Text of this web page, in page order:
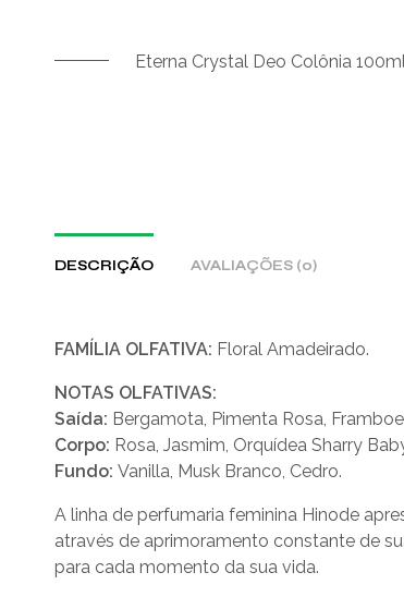
Eterna Crystal Deo Colônia
DESCRIÇÃO AVALIAÇÕES (0)
FAMÍLIA OLFATIVA: Floral Amadeirado.
NOTAS OLFATIVAS:
Saída: Bergamota, Pimenta Rosa,
Corpo: Rosa, Jasmim, Orquídea Sharry
Fundo: Vanilla, Musk Branco, Cedro.
A linha de perfumaria feminina Hinode
através de aprimoramento constante de
para cada momento da sua vida.